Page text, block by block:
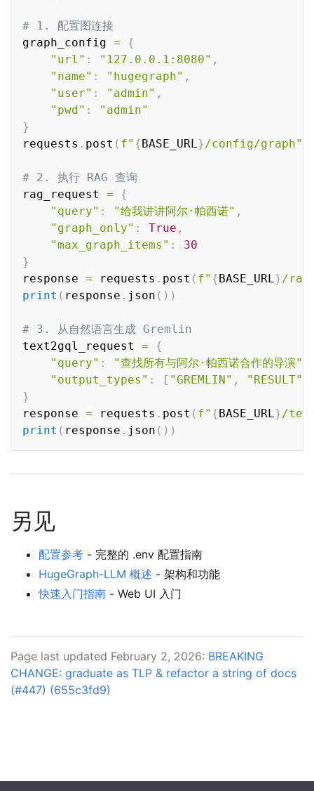
# 1. 配置图连接
graph_config =
{
"url" : "127.0.0.1:8080" ,
"name" : "hugegraph" ,
"user" : "admin" ,
"pwd" :
"admin"
}
requests . post ( f" { BASE_URL}/config/graph"
# 2. 执行 RAG 查询
rag_request =
{
"query" : "给我讲讲阿尔·帕西诺" ,
"graph_only" : True ,
"max_graph_items" :
30
}
response = requests . post ( f" { BASE_URL}/
print ( response . json ( ) )
# 3. 从自然语言生成 Gremlin
text2gql_request =
{
"query" : "查找所有与阿尔·帕西诺合作的导演"
"output_types" : [ "GREMLIN" , "RESULT"
}
response = requests . post ( f" { BASE_URL}/
print ( response . json ( ) )
另见
配置参考 - 完整的 .env 配置指南
HugeGraph-LLM 概述 - 架构和功能
快速入门指南 - Web UI 入门
Page last updated February 2, 2026: BREAKING
CHANGE: graduate as TLP & refactor a string of docs
(#447) (655c3fd9)